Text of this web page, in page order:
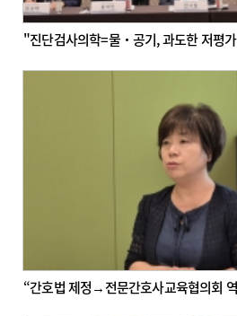
"진단검사의학=물‧공기, 과도한 저평
“ 간호법 제정→전문간호사교육협의회